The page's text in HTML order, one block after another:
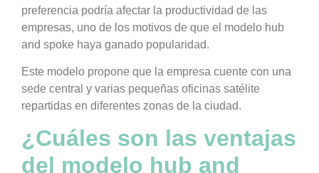
preferencia podría afectar la productividad de las
empresas, uno de los motivos de que el modelo hub
and spoke haya ganado popularidad.
Este modelo propone que la empresa cuente con una
sede central y varias pequeñas oficinas satélite
repartidas en diferentes zonas de la ciudad.
¿Cuáles son las ventajas
del modelo hub and